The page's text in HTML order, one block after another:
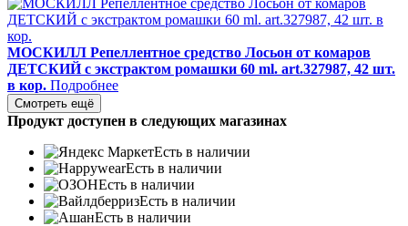
МОСКИЛЛ Репеллентное средство Лосьон от комаров
ДЕТСКИЙ с экстрактом ромашки 60 ml. art.327987, 42 шт.
в кор. Подробнее
Смотреть ещё
Продукт доступен в следующих магазинах
Есть в наличии
Есть в наличии
Есть в наличии
Есть в наличии
Есть в наличии